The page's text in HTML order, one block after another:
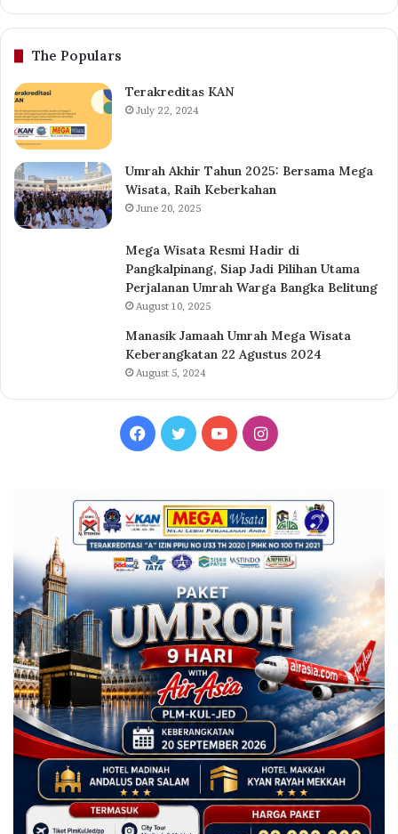
The Populars
Terakreditas KAN
July 22, 2024
Umrah Akhir Tahun 2025: Bersama Mega
Wisata, Raih Keberkahan
June 20, 2025
Mega Wisata Resmi Hadir di
Pangkalpinang, Siap Jadi Pilihan Utama
Perjalanan Umrah Warga Bangka Belitung
August 10, 2025
Manasik Jamaah Umrah Mega Wisata
Keberangkatan 22 Agustus 2024
August 5, 2024
Facebook
TwitterYouTubeInstagram